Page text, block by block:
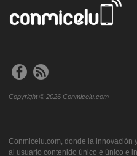
Copyright © 2026 Conmicelu.com
Conmicelu.com, donde la innovación
al usuario contenido único e único e